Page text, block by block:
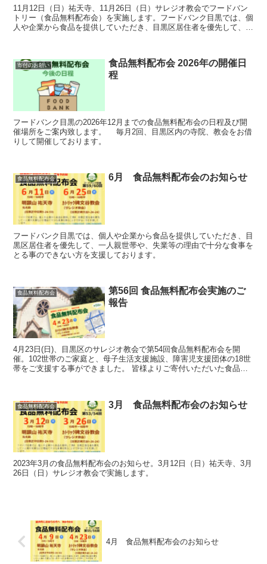
11月12日（日）祐天寺、11月26日（日）サレジオ教会でフードバン
トリー（食品無料配布会）を実施します。フードバンク目黒では、個
人や企業から食品を提供していただき、目黒区居住者を優先して、一
寄付のお願い
食品無料配布会 2026年の開催日
程
フードバンク目黒の2026年12月までの食品無料配布会の日程及び開
催場所をご案内致します。 毎月2回、目黒区内の寺院、教会をお借
りして開催しております。
食品無料配布会 6月 食品無料配布会のお知らせ
フードバンク目黒では、個人や企業から食品を提供していただき、目
黒区居住者を優先して、一人親世帯や、失業等の理由で十分な食事を
とる事のできない方を支援しております。
食品無料配布会
第56回 食品無料配布会実施のご
報告
4月23日(日)、目黒区のサレジオ教会で第54回食品無料配布会を開
催。102世帯のご家庭と、母子生活支援施設、障害児支援団体の18世
帯をご支援する事ができました。 皆様よりご寄付いただいた食品や
食品無料配布会 3月 食品無料配布会のお知らせ
2023年3月の食品無料配布会のお知らせ。3月12日（日）祐天寺、3月
26日（日）サレジオ教会で実施します。
4月 食品無料配布会のお知らせ